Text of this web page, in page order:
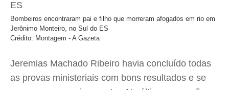
Bombeiros encontraram pai e filho que morreram afogados em rio em
Jerônimo Monteiro, no Sul do ES
Crédito: Montagem - A Gazeta
Jeremias Machado Ribeiro havia concluído todas
as provas ministeriais com bons resultados e se